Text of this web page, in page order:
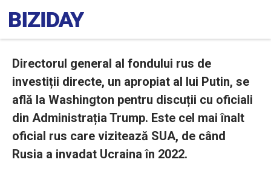
Directorul general al fondului rus de
investiții directe, un apropiat al lui Putin, se
află la Washington pentru discuții cu oficiali
din Administrația Trump. Este cel mai înalt
oficial rus care vizitează SUA, de când
Rusia a invadat Ucraina în 2022.